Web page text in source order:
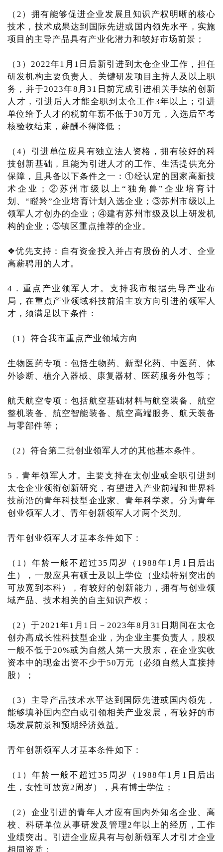
（2）拥有能够促进企业发展且知识产权明晰的核心
技术，技术成果达到国际先进或国内领先水平，实施
项目的主导产品具有产业化潜力和较好市场前景；
（3）2022年1月1日后新引进到太仓企业工作，担任
研发机构主要负责人、关键研发项目主持人及以上职
务，并于2023年8月31日前完成引进相关手续的创新
人才，引进后人才能全职到太仓工作3年以上；引进
单位给予人才的税前年薪不低于30万元，入选后至考
核验收结束，薪酬不得降低；
（4）引进单位应具有独立法人资格，拥有较好的科
技创新基础，且能为引进人才的工作、生活提供充分
保障，且具备以下条件之一：①经认定的国家高新技
术企业；②苏州市级以上“独角兽”企业培育计
划、“瞪羚”企业培育计划入选企业；③苏州市级以上
领军人才创办的企业；④建有苏州市级及以上研发机
构的企业；⑤镇区重点推荐的企业。
❖优先支持：自有资金投入并占有股份的人才、企业
高薪聘用的人才。
4．重点产业领军人才。支持我市根据先导产业布
局，在重点产业领域科技前沿主攻方向引进的领军人
才，须满足以下条件：
（1）符合我市重点产业领域方向
生物医药专项：包括生物药、新型化药、中医药、体
外诊断、植介入器械、康复器材、医药服务外包等；
航天航空专项：包括航空基础材料与航空装备、航空
整机装备、航空智能装备、航空高端服务、航天装备
与零部件等；
（2）符合第二批创业领军人才的其他基本条件。
5．青年领军人才。主要支持在太创业或全职引进到
太仓企业领衔创新研究，有望进入产业前端和世界科
技前沿的青年科技型企业家、青年科学家。分为青年
创业领军人才、青年创新领军人才两个类别。
青年创业领军人才基本条件如下：
（1）年龄一般不超过35周岁（1988年1月1日后出
生），一般应具有硕士及以上学位（业绩特别突出的
可放宽到本科），有较好的创新能力，拥有与创业领
域产品、技术相关的自主知识产权；
（2）于2021年1月1日－2023年8月31日期间在太仓
创办高成长性科技型企业，为企业主要负责人，股权
一般不低于20%或为自然人第一大股东，在企业实收
资本中的现金出资不少于50万元（必须自然人直接持
股）；
（3）主导产品技术水平达到国际先进或国内领先，
能够填补国内空白或引领相关产业发展，有较好的市
场发展前景和预期经济效益。
青年创新领军人才基本条件如下：
（1）年龄一般不超过35周岁（1988年1月1日后出
生，女性可放宽2周岁），具有博士学位；
（2）企业引进的青年人才应有国内外知名企业、高
校、科研单位从事研发及管理2年以上的经历，工作
业绩突出。引进企业应具有与创新领军人才引才企业
相同资质；